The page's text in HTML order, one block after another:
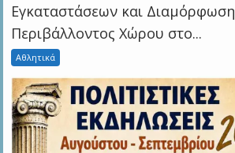
Εγκαταστάσεων και Διαμόρφωση
Περιβάλλοντος Χώρου στο...
Αθλητικά